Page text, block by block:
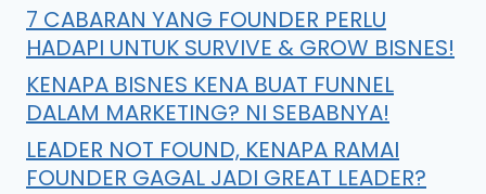
7 CABARAN YANG FOUNDER PERLU
HADAPI UNTUK SURVIVE & GROW BISNES!
KENAPA BISNES KENA BUAT FUNNEL
DALAM MARKETING? NI SEBABNYA!
LEADER NOT FOUND, KENAPA RAMAI
FOUNDER GAGAL JADI GREAT LEADER?